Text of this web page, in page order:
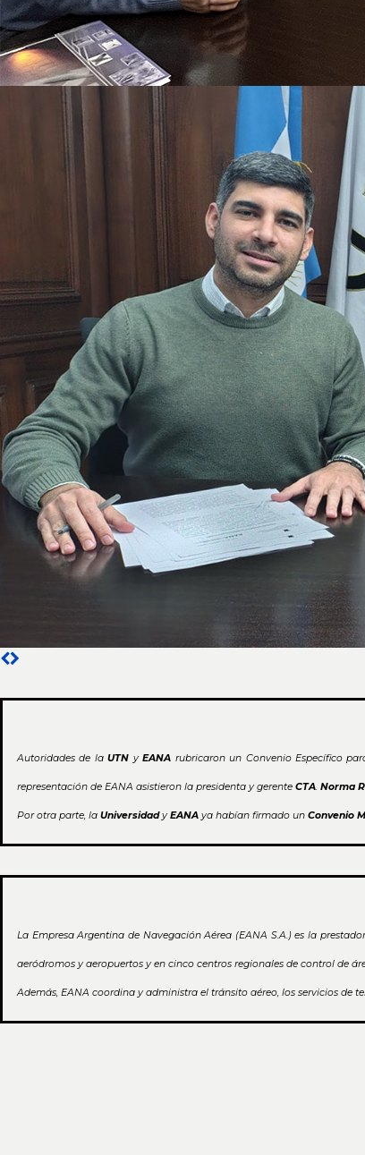
Autoridades de laUTN yEANA rubricaron un Convenio Específico
representación de EANA asistieron la presidenta y gerente CTA. Norma
Por otra parte, la Universidady EANA ya habían firmado un Convenio
La Empresa Argentina de Navegación Aérea (EANA S.A.) es la
aeródromos y aeropuertos y en cinco centros regionales de control de
Además, EANA coordina y administra el tránsito aéreo, los servicios